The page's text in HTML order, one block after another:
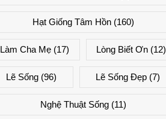
Hạt Giống Tâm Hồn(160)
Làm Cha Mẹ (17) Lòng Biết Ơn(12)
Lẽ Sống (96) Lẽ Sống Đẹp(7)
Nghệ Thuật Sống(11)